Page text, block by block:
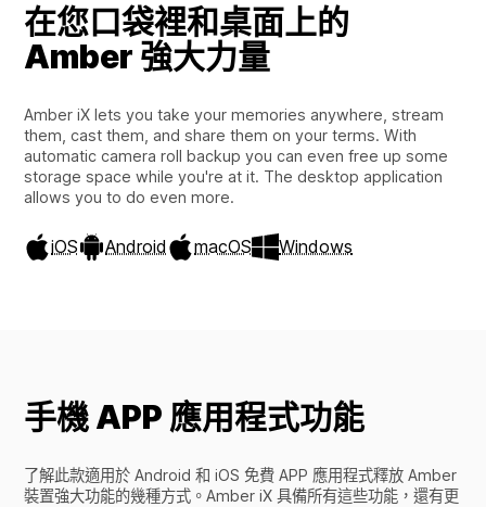
在您口袋裡和桌面上的
Amber 強大力量
Amber iX lets you take your memories anywhere, stream
them, cast them, and share them on your terms. With
automatic camera roll backup you can even free up some
storage space while you're at it. The desktop application
allows you to do even more.
iOS Android macOS Windows
手機 APP 應用程式功能
了解此款適用於 Android 和 iOS 免費 APP 應用程式釋放 Amber
裝置強大功能的幾種方式。Amber iX 具備所有這些功能，還有更